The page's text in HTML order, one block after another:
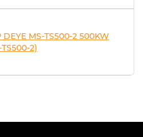
MS-TS500-2 500KW
2)